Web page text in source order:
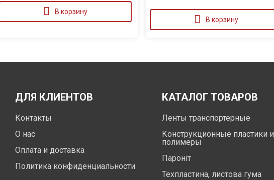
В корзину
В корзину
ДЛЯ КЛИЕНТОВ
Контакты
О нас
Оплата и доставка
Политика конфиденциальности
КАТАЛОГ ТОВАРОВ
Ленты транспортерные
Конструкционные пластики и
полимеры
Пароніт
Техпластина, листова гума